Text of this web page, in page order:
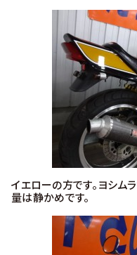
イエローの方です。ヨシム
量は静かめです。